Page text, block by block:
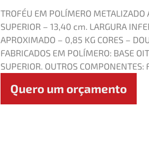
TROFÉU EM POLÍMERO METALIZADO
SUPERIOR – 13,40 cm. LARGURA
APROXIMADO – 0,85 KG CORES –
FABRICADOS EM POLÍMERO: BASE
SUPERIOR. OUTROS COMPONENTES:
Quero um orçamento